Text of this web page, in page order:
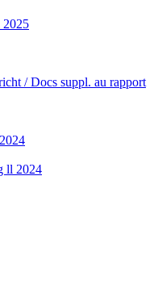
2025
/ Docs suppl. au rapport
ll 2024